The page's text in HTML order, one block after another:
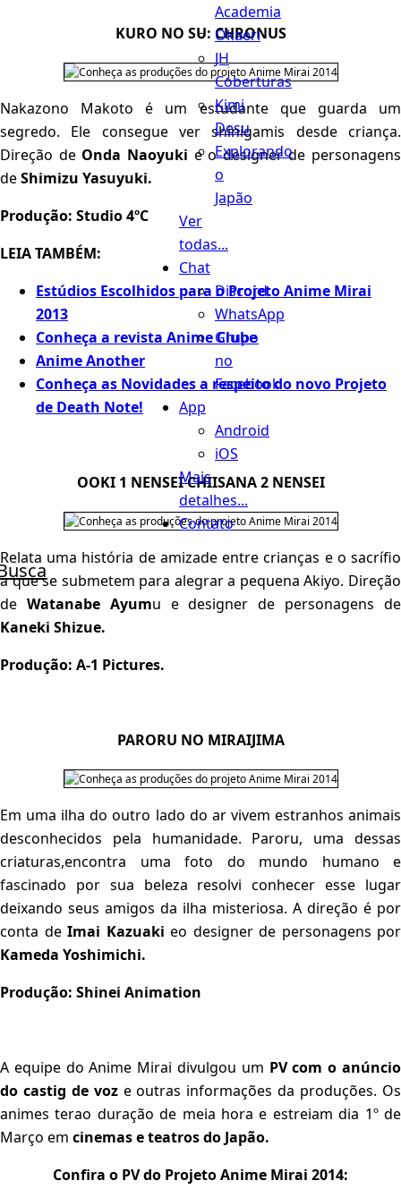
Academia
Okaeri
JH
Coberturas
Kimi
Desu
Explorando
o
Japão
Ver
todas...
Chat
Discord
WhatsApp
Grupo
no
Facebook
App
Android
iOS
Mais
detalhes...
Contato
KURO NO SU: CHRONUS
Nakazono Makoto é um estudante que guarda um
segredo. Ele consegue ver shinigamis desde criança.
Direção deOnda Naoyuki e o designer de personagens
deShimizu Yasuyuki.
Produção: Studio 4ºC
LEIA TAMBÉM:
Estúdios Escolhidos para o Projeto Anime Mirai
2013
Conheça a revista Anime Clube
Anime Another
Conheça as Novidades a respeito do novo Projeto
de Death Note!
OOKI 1 NENSEI CHIISANA 2 NENSEI
Relata uma história de amizade entre crianças e o sacrífio
a que se submetem para alegrar a pequena Akiyo. Direção
de Watanabe Ayumu e designer de personagens de
Kaneki Shizue.
Produção: A-1 Pictures.
PARORU NO MIRAIJIMA
Em uma ilha do outro lado do ar vivem estranhos animais
desconhecidos pela humanidade. Paroru, uma dessas
criaturas,encontra uma foto do mundo humano e
fascinado por sua beleza resolvi conhecer esse lugar
deixando seus amigos da ilha misteriosa. A direção é por
conta deImai Kazuaki eo designer de personagens por
Kameda Yoshimichi.
Produção: Shinei Animation
A equipe do Anime Mirai divulgou um PV com o anúncio
do castig de voze outras informações da produções. Os
animes terao duração de meia hora e estreiam dia 1º de
Março em cinemas e teatros do Japão.
Confira o PV do Projeto Anime Mirai 2014: